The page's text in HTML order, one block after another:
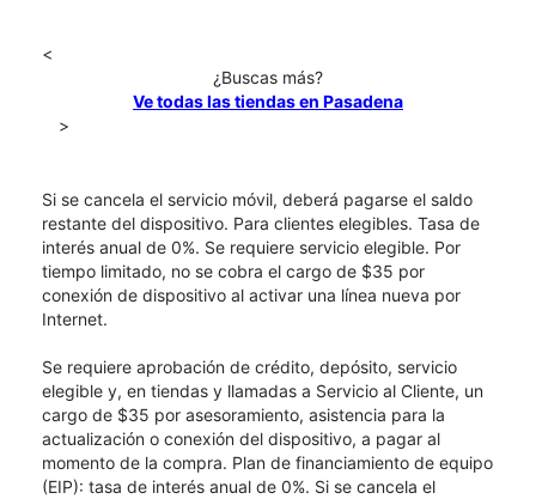
<
¿Buscas más?
Ve todas las tiendas en Pasadena
>
Si se cancela el servicio móvil, deberá pagarse el saldo
restante del dispositivo. Para clientes elegibles. Tasa de
interés anual de 0%. Se requiere servicio elegible. Por
tiempo limitado, no se cobra el cargo de $35 por
conexión de dispositivo al activar una línea nueva por
Internet.
Se requiere aprobación de crédito, depósito, servicio
elegible y, en tiendas y llamadas a Servicio al Cliente, un
cargo de $35 por asesoramiento, asistencia para la
actualización o conexión del dispositivo, a pagar al
momento de la compra. Plan de financiamiento de equipo
(EIP): tasa de interés anual de 0%. Si se cancela el